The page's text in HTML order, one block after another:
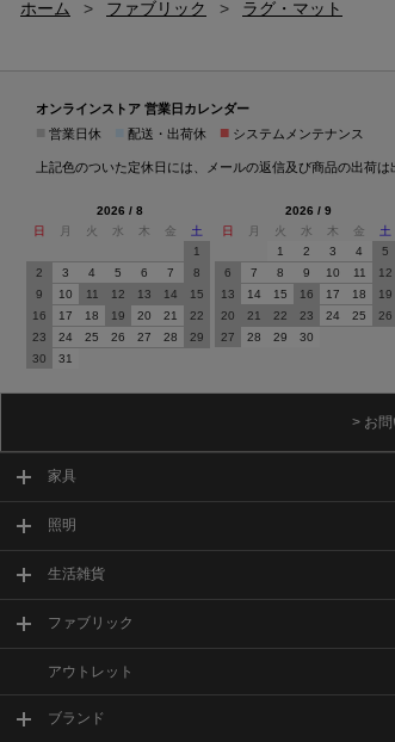
ホーム > ファブリック > ラグ・マット
オンラインストア 営業日カレンダー
営業日休 配送・出荷休 ■ システムメンテナンス
上記色のついた定休日には、メールの返信及び商品の出荷
2026 / 8
日
月 火 水 木 金
土
1
2
3 4 5 6 7
8
9
10 11 12 13 14
15
16
17 18 19 20 21
22
23
24 25 26 27 28
29
30
31
2026 / 9
日
月 火 水 木 金
土
1
2 3 4
5
6
7 8 9 10 11
12
13
14 15 16 17 18
19
20
21 22 23 24 25
26
27
28 29 30
> お
家具
照明
生活雑貨
ファブリック
アウトレット
ブランド